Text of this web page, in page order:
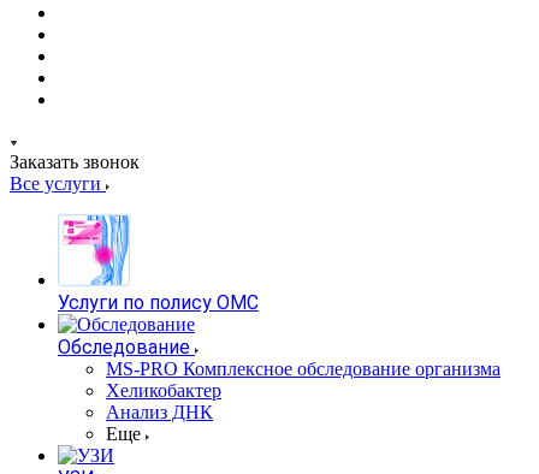
Заказать звонок
Все услуги
Услуги по полису ОМС
Обследование
MS-PRO Комплексное обследование организма
Хеликобактер
Анализ ДНК
Еще